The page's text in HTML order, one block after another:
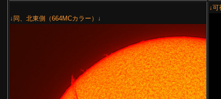
↓同、北東側（664MCカラー）↓
↓可